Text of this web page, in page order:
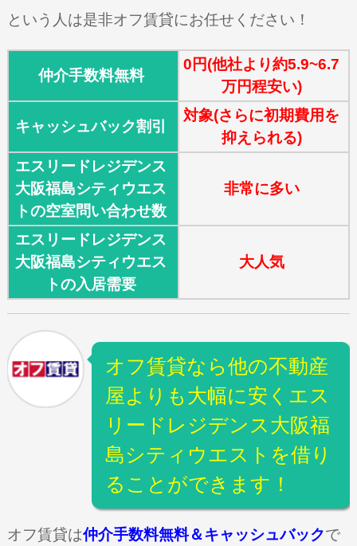
という人は是非オフ賃貸にお任せください！
仲介手数料無料
0円(他社より約5.9~6.7
万円程安い)
キャッシュバック割引
対象(さらに初期費用を
抑えられる)
エスリードレジデンス
大阪福島シティウエス
トの空室問い合わせ数
非常に多い
エスリードレジデンス
大阪福島シティウエス
トの入居需要
大人気
オフ賃貸なら他の不動産
屋よりも大幅に安くエス
リードレジデンス大阪福
島シティウエストを借り
ることができます！
オフ賃貸は仲介手数料無料＆キャッシュバックで